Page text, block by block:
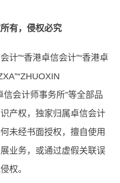
有，侵权必究
计”“香港卓信会计”“香港卓
信会计师事务所”等全部品
产权，独家归属卓信会计
未经书面授权，擅自使用
业务，或通过虚假关联误
权。